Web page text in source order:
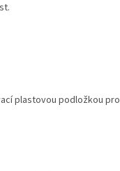
plastovou podložkou pro